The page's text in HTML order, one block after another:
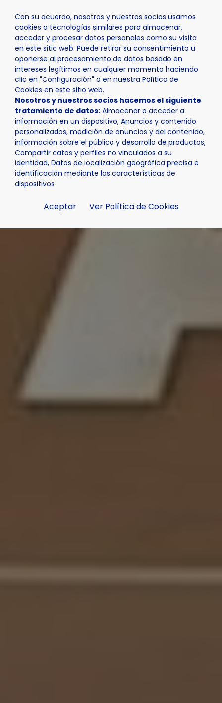
Con su acuerdo, nosotros y nuestros socios usamos
cookies o tecnologías similares para almacenar,
acceder y procesar datos personales como su visita
en este sitio web. Puede retirar su consentimiento u
oponerse al procesamiento de datos basado en
intereses legítimos en cualquier momento haciendo
clic en "Configuración" o en nuestra Política de
Cookies en este sitio web.
Nosotros y nuestros socios hacemos el siguiente
tratamiento de datos: Almacenar o acceder a
información en un dispositivo, Anuncios y contenido
personalizados, medición de anuncios y del contenido,
información sobre el público y desarrollo de productos,
Compartir datos y perfiles no vinculados a su
identidad, Datos de localización geográfica precisa e
identificación mediante las características de
dispositivos
Aceptar Ver Política de Cookies
Inicio Actualidad Noticias Noticia - La Nucía